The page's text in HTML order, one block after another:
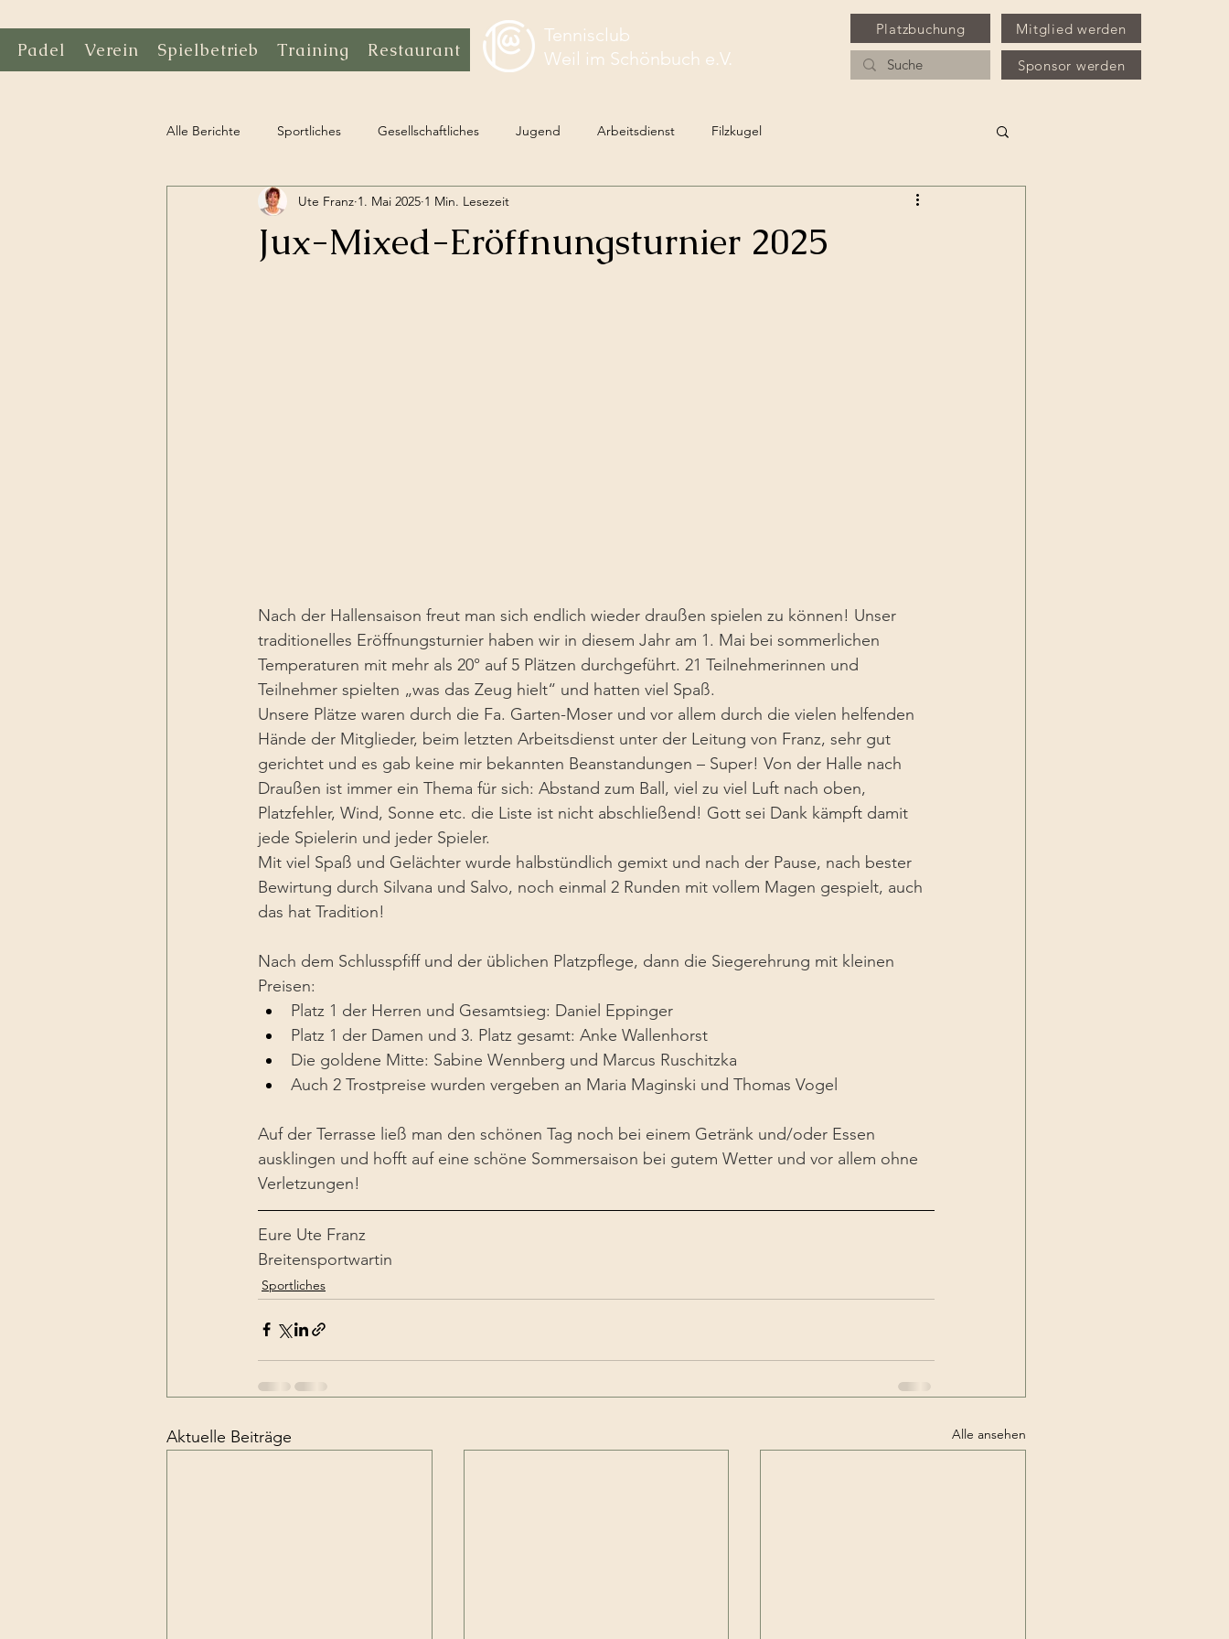
Padel Verein Spielbetrieb Training Restaurant
Tennisclub
Weil im Schönbuch e.V.
Platzbuchung Mitglied werden
Sponsor werden
Alle Berichte Sportliches Gesellschaftliches Jugend Arbeitsdienst Filzkugel
Jux-Mixed-Eröffnungsturnier 2025
Ute Franz 1. Mai 2025 1 Min. Lesezeit
Nach der Hallensaison freut man sich endlich wieder draußen spielen zu können! Unser
traditionelles Eröffnungsturnier haben wir in diesem Jahr am 1. Mai bei sommerlichen
Temperaturen mit mehr als 20° auf 5 Plätzen durchgeführt. 21 Teilnehmerinnen und
Teilnehmer spielten „was das Zeug hielt“ und hatten viel Spaß.
Unsere Plätze waren durch die Fa. Garten-Moser und vor allem durch die vielen helfenden
Hände der Mitglieder, beim letzten Arbeitsdienst unter der Leitung von Franz, sehr gut
gerichtet und es gab keine mir bekannten Beanstandungen – Super! Von der Halle nach
Draußen ist immer ein Thema für sich: Abstand zum Ball, viel zu viel Luft nach oben,
Platzfehler, Wind, Sonne etc. die Liste ist nicht abschließend! Gott sei Dank kämpft damit
jede Spielerin und jeder Spieler.
Mit viel Spaß und Gelächter wurde halbstündlich gemixt und nach der Pause, nach bester
Bewirtung durch Silvana und Salvo, noch einmal 2 Runden mit vollem Magen gespielt, auch
das hat Tradition!
Nach dem Schlusspfiff und der üblichen Platzpflege, dann die Siegerehrung mit kleinen
Preisen:
Platz 1 der Herren und Gesamtsieg: Daniel Eppinger
Platz 1 der Damen und 3. Platz gesamt: Anke Wallenhorst
Die goldene Mitte: Sabine Wennberg und Marcus Ruschitzka
Auch 2 Trostpreise wurden vergeben an Maria Maginski und Thomas Vogel
Auf der Terrasse ließ man den schönen Tag noch bei einem Getränk und/oder Essen
ausklingen und hofft auf eine schöne Sommersaison bei gutem Wetter und vor allem ohne
Verletzungen!
Eure Ute Franz
Breitensportwartin
Sportliches
Aktuelle Beiträge Alle ansehen